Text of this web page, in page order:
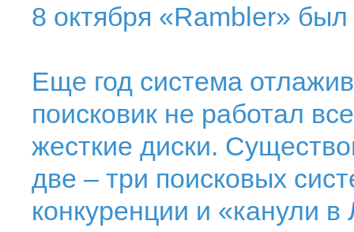
8 октября «Rambler»
Еще год система
поисковик не работал
жесткие диски.
две – три поисковых
конкуренции и «канули в